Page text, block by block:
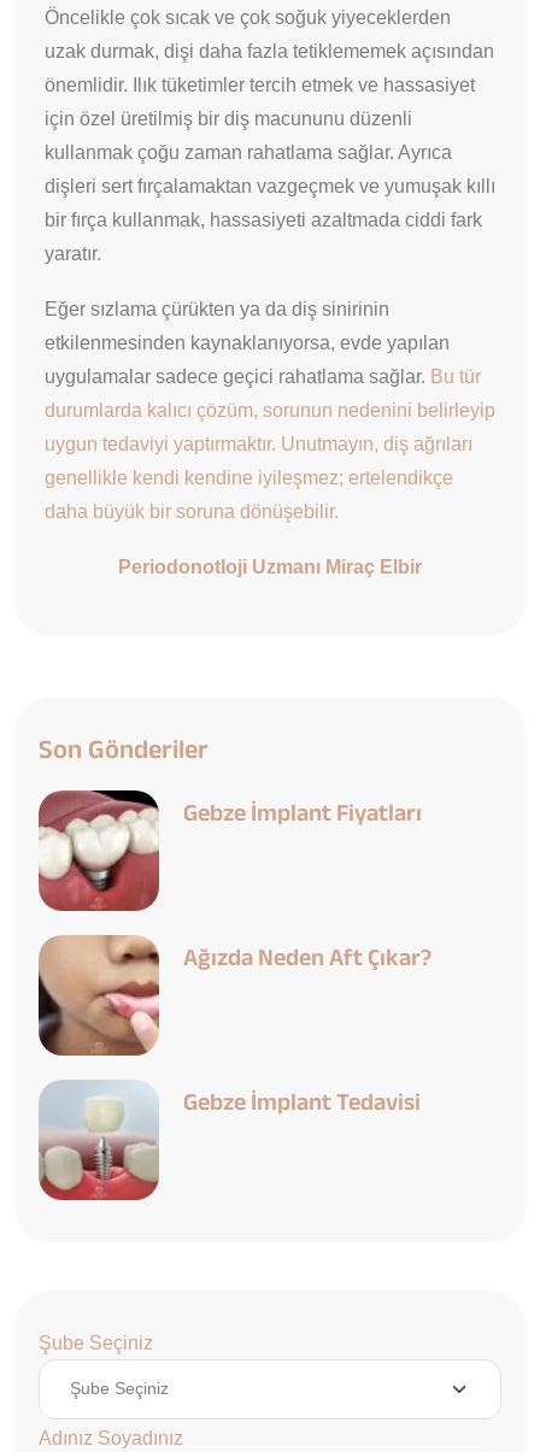
Öncelikle çok sıcak ve çok soğuk yiyeceklerden
uzak durmak, dişi daha fazla tetiklememek açısından
önemlidir. Ilık tüketimler tercih etmek ve hassasiyet
için özel üretilmiş bir diş macununu düzenli
kullanmak çoğu zaman rahatlama sağlar. Ayrıca
dişleri sert fırçalamaktan vazgeçmek ve yumuşak kıllı
bir fırça kullanmak, hassasiyeti azaltmada ciddi fark
yaratır.
Eğer sızlama çürükten ya da diş sinirinin
etkilenmesinden kaynaklanıyorsa, evde yapılan
uygulamalar sadece geçici rahatlama sağlar. Bu tür
durumlarda kalıcı çözüm, sorunun nedenini belirleyip
uygun tedaviyi yaptırmaktır. Unutmayın, diş ağrıları
genellikle kendi kendine iyileşmez; ertelendikçe
daha büyük bir soruna dönüşebilir.
Periodonotloji Uzmanı Miraç Elbir
Son Gönderiler
Gebze İmplant Fiyatları
Ağızda Neden Aft Çıkar?
Gebze İmplant Tedavisi
Şube Seçiniz
Adınız Soyadınız